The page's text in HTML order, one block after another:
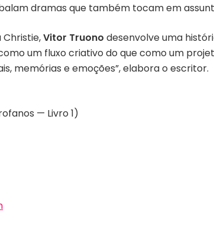
dramas que também tocam em
Christie,Vitor Truono desenvolve uma
um fluxo criativo do que como um
memórias e emoções”, elabora o escritor.
— Livro 1)